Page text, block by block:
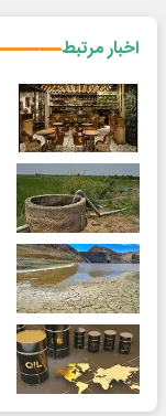
اخبار مرتبط